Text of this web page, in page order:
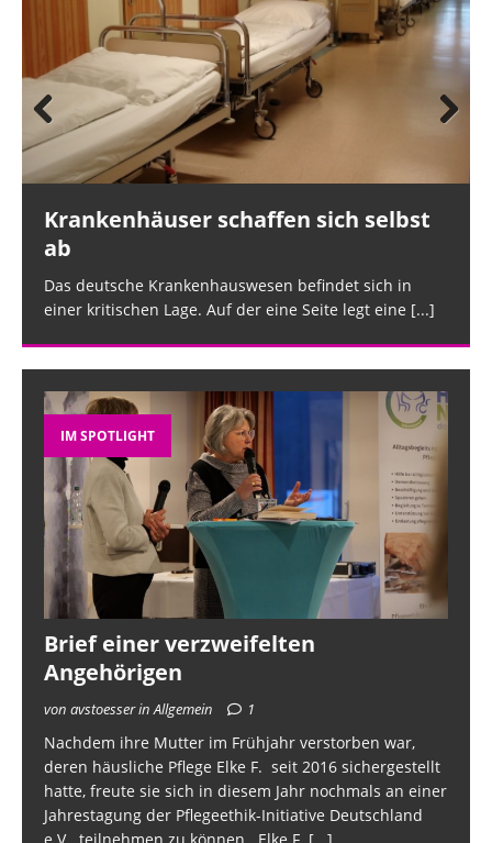
Krankenhäuser schaffen sich selbst
ab
Das deutsche Krankenhauswesen befindet sich in
einer kritischen Lage. Auf der eine Seite legt eine [...]
Prev
ious
IM SPOTLIGHT
Brief einer verzweifelten
Angehörigen
von avstoesser in Allgemein 1
Nachdem ihre Mutter im Frühjahr verstorben war,
deren häusliche Pflege Elke F. seit 2016 sichergestellt
hatte, freute sie sich in diesem Jahr nochmals an einer
Jahrestagung der Pflegeethik-Initiative Deutschland